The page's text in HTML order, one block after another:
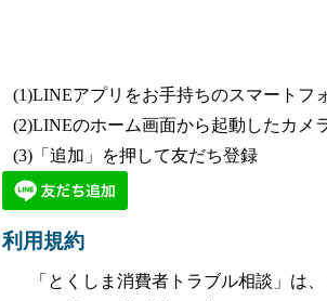
(1)LINEアプリをお手持ちのスマートフ
(2)LINEのホーム画面から起動したカメ
(3)「追加」を押して友だち登録
利用規約
「と くしま消費者トラブル相談」は